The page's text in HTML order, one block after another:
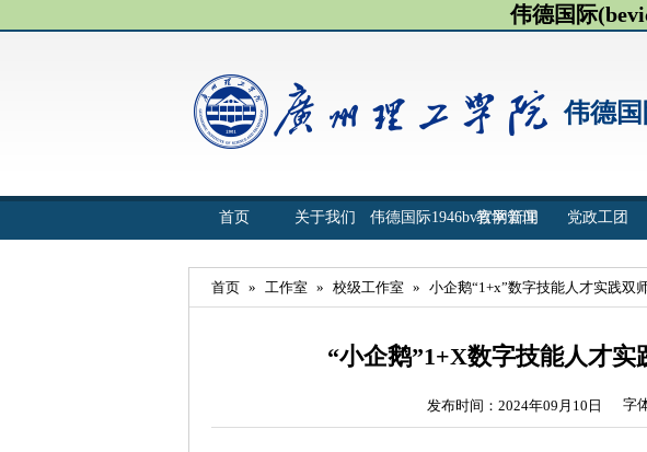
伟德国际
伟德国
首页 关于我们 伟德国际1946bv官网新闻
教学管理 党政工团
首页 » 工作室 » 校级工作室 » 小企鹅“1+x”数字技能人才实践双
“小企鹅”1+X数字技能人才
发布时间：2024年09月10日 字